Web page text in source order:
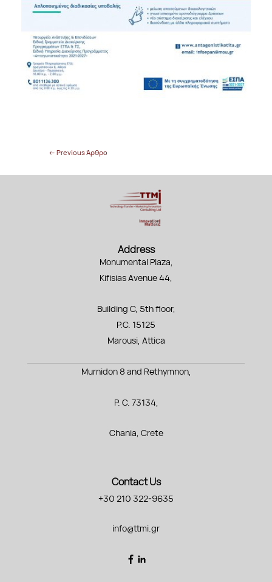
← Previous Άρθρο
Address
Monumental Plaza,
Kifisias Avenue 44,
Building C, 5th floor,
P.C. 15125
Marousi, Attica
Murnidon 8 and Rethymnon,
P. C. 73134,
Chania, Crete
Contact Us
+30 210 322-9635
info@ttmi.gr